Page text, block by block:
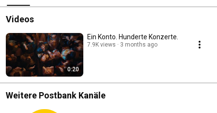
Videos
0:20
Ein Konto. Hunderte Konzerte.
7.9K views 3 months ago
Weitere Postbank Kanäle